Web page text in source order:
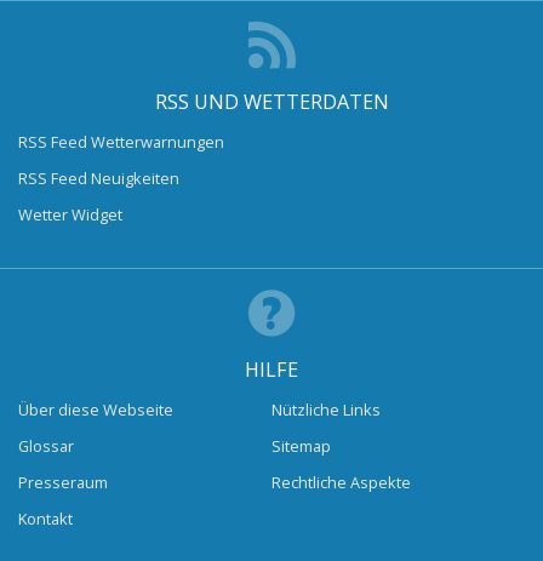
RSS UND WETTERDATEN
RSS Feed Wetterwarnungen
RSS Feed Neuigkeiten
Wetter Widget
HILFE
Über diese Webseite
Glossar
Presseraum
Kontakt
Nützliche Links
Sitemap
Rechtliche Aspekte